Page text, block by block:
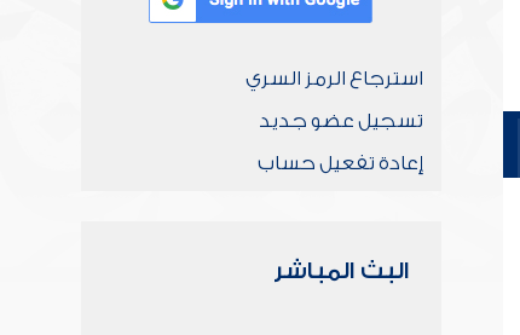
استرجاع الرمز السري
تسجيل عضو جديد
إعادة تفعيل حساب
البث المباشر